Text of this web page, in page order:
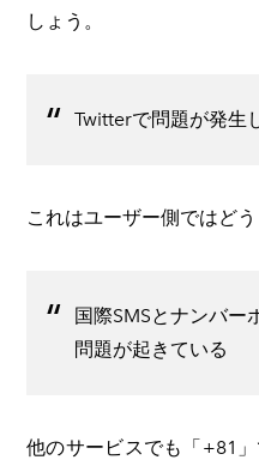
しょう。
Twitterで問題が発生
これはユーザー側ではどう
国際SMSとナンバー
問題が起きている
他のサービスでも「+81